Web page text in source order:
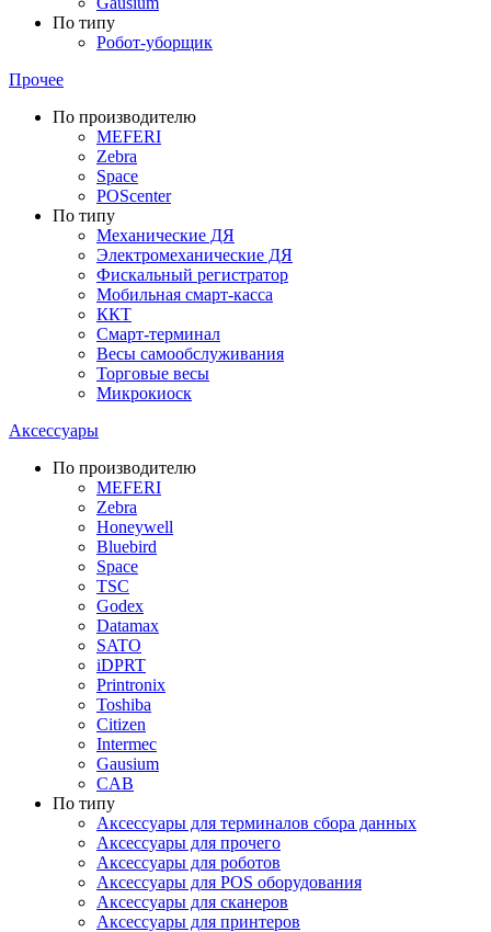
По типу
Робот-уборщик
Прочее
По производителю
MEFERI
Zebra
Space
POScenter
По типу
Механические ДЯ
Электромеханические ДЯ
Фискальный регистратор
Мобильная смарт-касса
ККТ
Смарт-терминал
Весы самообслуживания
Торговые весы
Микрокиоск
Аксессуары
По производителю
MEFERI
Zebra
Honeywell
Bluebird
Space
TSC
Godex
Datamax
SATO
iDPRT
Printronix
Toshiba
Citizen
Intermec
Gausium
CAB
По типу
Аксессуары для терминалов сбора данных
Аксессуары для прочего
Аксессуары для роботов
Аксессуары для POS оборудования
Аксессуары для сканеров
Аксессуары для принтеров